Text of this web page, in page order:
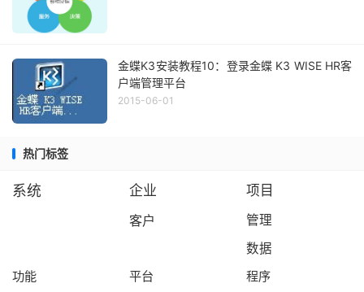
金蝶K3安装教程10：登录金蝶 K3 WISE HR客
户端管理平台
2015-06-01
热门标签
系统 企业
项目
客户
管理
数据
功能
平台 程序